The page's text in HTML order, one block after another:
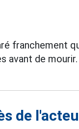
franchement
avant de mourir.
de